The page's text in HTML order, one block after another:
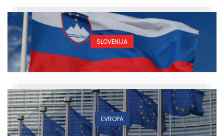
SLOVENIJA
EVROPA